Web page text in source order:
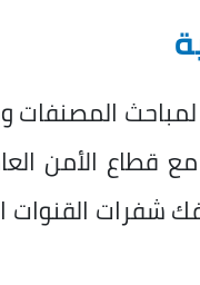
المصنفات
الأمن
شفرات القنوات